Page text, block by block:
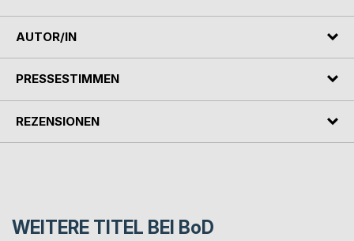
AUTOR/IN
PRESSESTIMMEN
REZENSIONEN
WEITERE TITEL BEI BoD